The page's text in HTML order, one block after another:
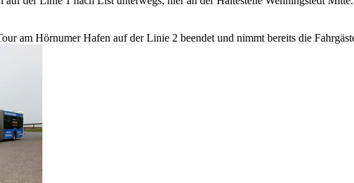
am Hörnumer Hafen auf der Linie 2 beendet und nimmt bereits die